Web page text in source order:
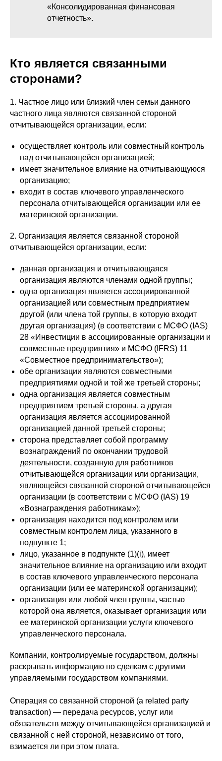
«Консолидированная финансовая
отчетность».
Кто является связанными
сторонами?
1. Частное лицо или близкий член семьи данного
частного лица являются связанной стороной
отчитывающейся организации, если:
осуществляет контроль или совместный контроль
над отчитывающейся организацией;
имеет значительное влияние на отчитывающуюся
организацию;
входит в состав ключевого управленческого
персонала отчитывающейся организации или ее
материнской организации.
2. Организация является связанной стороной
отчитывающейся организации, если:
данная организация и отчитывающаяся
организация являются членами одной группы;
одна организация является ассоциированной
организацией или совместным предприятием
другой (или члена той группы, в которую входит
другая организация) (в соответствии с МСФО (IAS)
28 «Инвестиции в ассоциированные организации и
совместные предприятия» и МСФО (IFRS) 11
«Совместное предпринимательство»);
обе организации являются совместными
предприятиями одной и той же третьей стороны;
одна организация является совместным
предприятием третьей стороны, а другая
организация является ассоциированной
организацией данной третьей стороны;
сторона представляет собой программу
вознаграждений по окончании трудовой
деятельности, созданную для работников
отчитывающейся организации или организации,
являющейся связанной стороной отчитывающейся
организации (в соответствии с МСФО (IAS) 19
«Вознаграждения работникам»);
организация находится под контролем или
совместным контролем лица, указанного в
подпункте 1;
лицо, указанное в подпункте (1)(i), имеет
значительное влияние на организацию или входит
в состав ключевого управленческого персонала
организации (или ее материнской организации);
организация или любой член группы, частью
которой она является, оказывает организации или
ее материнской организации услуги ключевого
управленческого персонала.
Компании, контролируемые государством, должны
раскрывать информацию по сделкам с другими
управляемыми государством компаниями.
Операция со связанной стороной (a related party
transaction) — передача ресурсов, услуг или
обязательств между отчитывающейся организацией и
связанной с ней стороной, независимо от того,
взимается ли при этом плата.